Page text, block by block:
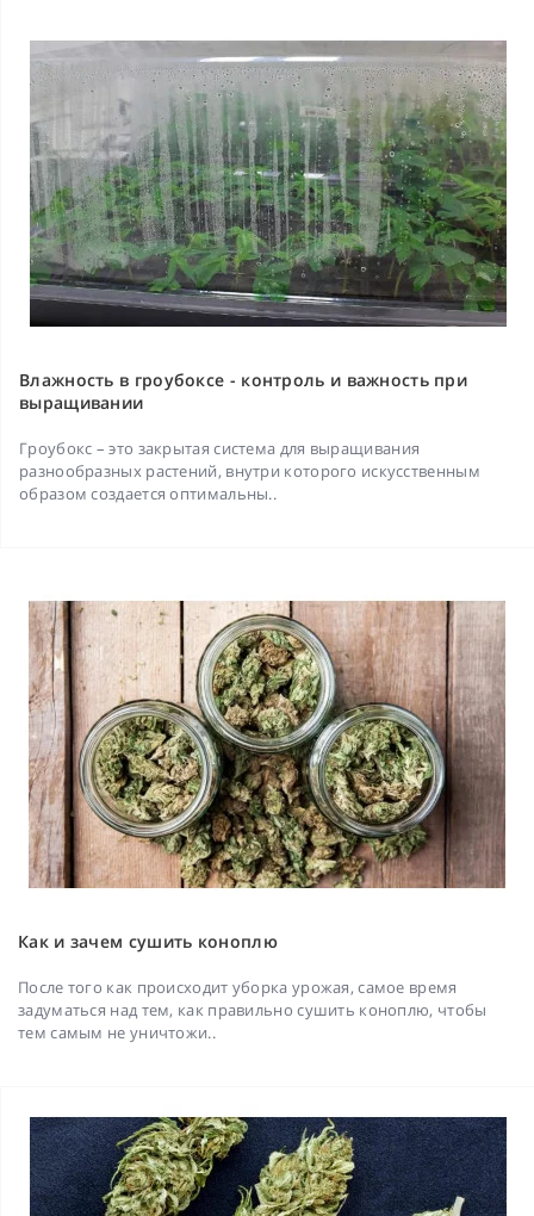
Влажность в гроубоксе - контроль и важность при
выращивании
Гроубокс – это закрытая система для выращивания
разнообразных растений, внутри которого искусственным
образом создается оптимальны..
Как и зачем сушить коноплю
После того как происходит уборка урожая, самое время
задуматься над тем, как правильно сушить коноплю, чтобы
тем самым не уничтожи..